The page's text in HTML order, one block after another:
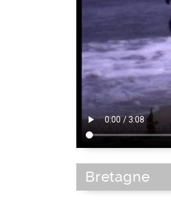
Bretagne